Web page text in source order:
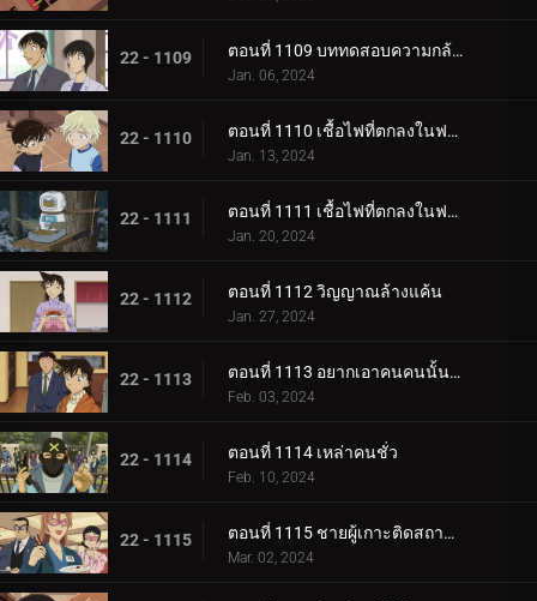
22 - 1109 ตอนที่ 1109 บททดสอบความกล้าของขบวนการนักสืบเยาวชน
Jan. 06, 2024
22 - 1110 ตอนที่ 1110 เชื้อไฟที่ตกลงในฟาร์ม (ภาคแรก)
Jan. 13, 2024
22 - 1111 ตอนที่ 1111 เชื้อไฟที่ตกลงในฟาร์ม (ภาคจบ)
Jan. 20, 2024
22 - 1112 ตอนที่ 1112 วิญญาณล้างแค้น
Jan. 27, 2024
22 - 1113 ตอนที่ 1113 อยากเอาคนคนนั้นกลับมา
Feb. 03, 2024
22 - 1114 ตอนที่ 1114 เหล่าคนชั่ว
Feb. 10, 2024
22 - 1115 ตอนที่ 1115 ชายผู้เกาะติดสถานีตำรวจ
Mar. 02, 2024